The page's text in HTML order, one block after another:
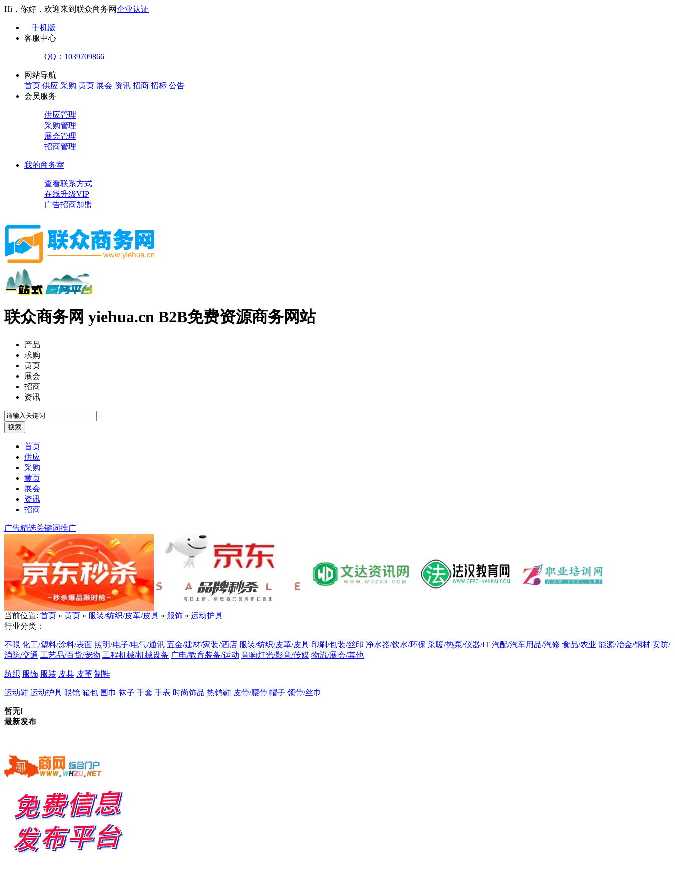
Hi，你好，欢迎来到联众商务网企业认证
手机版
客服中心
QQ：1039709866
网站导航
首页 供应 采购 黄页 展会 资讯 招商 招标 公告
会员服务
供应管理
采购管理
展会管理
招商管理
我的商务室
查看联系方式
在线升级VIP
广告招商加盟
联众商务网 yiehua.cn B2B免费资源商务网站
产品
求购
黄页
展会
招商
资讯
首页
供应
采购
黄页
展会
资讯
招商
广告精选关键词推广
当前位置: 首页 » 黄页 » 服装/纺织/皮革/皮具 » 服饰 » 运动护具
行业分类：
不限 化工/塑料/涂料/表面 照明/电子/电气/通讯 五金/建材/家装/酒店 服装/纺织/皮革/皮具 印刷/包装/丝印 净水器/饮水/环保 采暖/热泵/仪器/IT 汽配/汽车用品/汽修 食品/农业 能源/冶金/钢材 安防/
消防/交通 工艺品/百货/宠物 工程机械/机械设备 广电/教育装备/运动 音响灯光/影音/传媒 物流/展会/其他
纺织 服饰 服装 皮具 皮革 制鞋
运动鞋 运动护具 眼镜 箱包 围巾 袜子 手套 手表 时尚饰品 热销鞋 皮带/腰带 帽子 领带/丝巾
暂无!
最新发布